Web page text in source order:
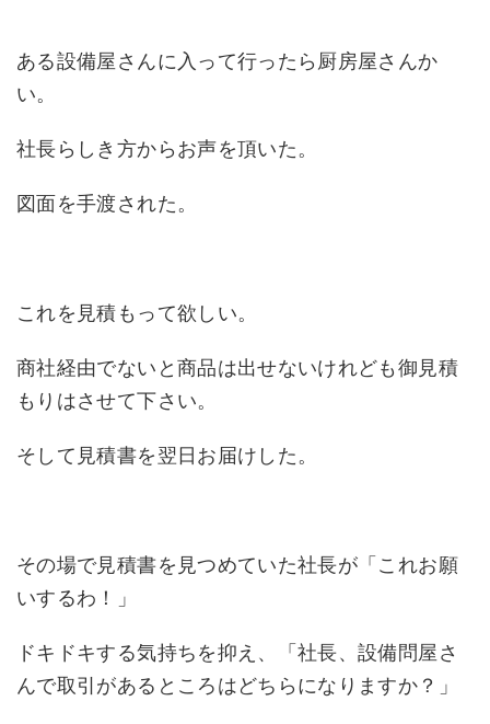
ある設備屋さんに入って行ったら厨房屋さんか
い。
社長らしき方からお声を頂いた。
図面を手渡された。
これを見積もって欲しい。
商社経由でないと商品は出せないけれども御見積
もりはさせて下さい。
そして見積書を翌日お届けした。
その場で見積書を見つめていた社長が「これお願
いするわ！」
ドキドキする気持ちを抑え、「社長、設備問屋さ
んで取引があるところはどちらになりますか？」